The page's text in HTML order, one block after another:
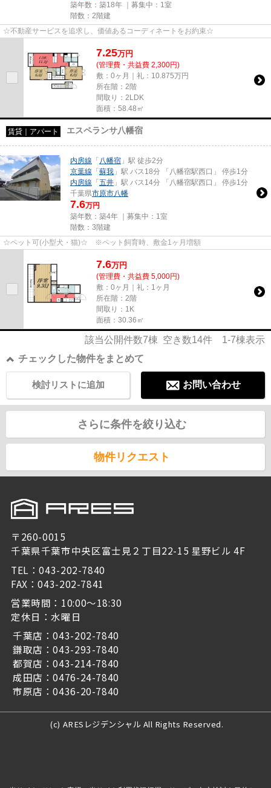
築年数：築18年 ｜募集中： 1室
階数：2階建
☆不動産サービスを追求し、価値あるコーディネートをお約束☆
7.25万円
(管理費・共益費 2,300円)
敷：0ヶ月｜礼：10.875万円
所在階：2階
間取り：2LDK
面積：58.48㎡
賃貸｜アパート エスペランサ八幡宿
内房線 「 八幡宿 」駅 徒歩2分
京葉線 「 蘇我 」駅 バス18分 「八幡宿駅西口」 停歩1分
内房線 「 五井 」駅 バス14分 「八幡宿駅西口」 停歩1分
千葉県市原市八幡
7.6万円
築年数：築4年 ｜募集中： 1室
階数：3階建
☆ペット可(小型犬・猫)☆ ※ペット飼育時、敷金1ヶ月増額
7.6万円
(管理費・共益費 5,000円)
敷：0ヶ月｜礼：1ヶ月
所在階：2階
間取り：1K
面積：30.36㎡
該当公開件数7棟 空き数14件 1-7棟表示
チェックした物件をまとめて
お問い合わせ
検討リストに追加
さらに条件を絞り込む
物件リクエスト
〒260-0015
千葉県千葉市中央区富士見２丁目22-15 星野ビル 4F
TEL：043-202-7840
FAX：043-202-7841
営業時間：10:00～18:30
定休日：水曜日
千葉店：043-202-7840
鎌取店：043-293-7840
都賀店：043-214-7840
成田店：0476-24-7840
市原店：0436-20-7840
(c) ARESレジデンシャル All Rights Reserved.